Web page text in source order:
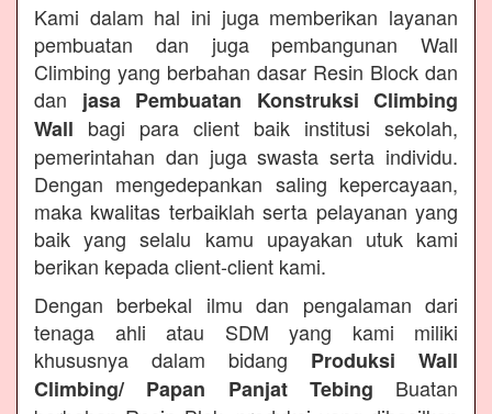
Kami dalam hal ini juga memberikan layanan
pembuatan dan juga pembangunan Wall
Climbing yang berbahan dasar Resin Block dan
dan jasa Pembuatan Konstruksi Climbing
Wall bagi para client baik institusi sekolah,
pemerintahan dan juga swasta serta individu.
Dengan mengedepankan saling kepercayaan,
maka kwalitas terbaiklah serta pelayanan yang
baik yang selalu kamu upayakan utuk kami
berikan kepada client-client kami.
Dengan berbekal ilmu dan pengalaman dari
tenaga ahli atau SDM yang kami miliki
khususnya dalam bidang Produksi Wall
Climbing/ Papan Panjat Tebing Buatan